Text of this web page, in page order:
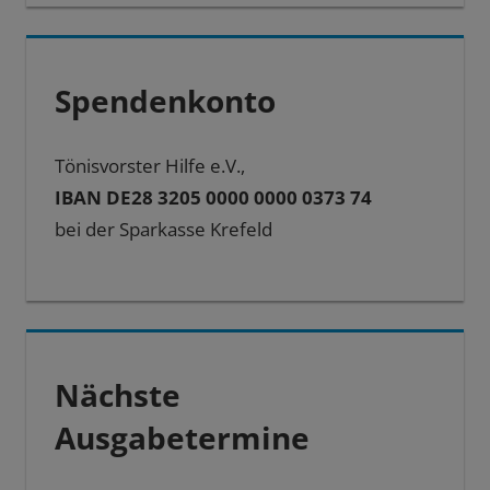
Spendenkonto
Tönisvorster Hilfe e.V.,
IBAN DE28 3205 0000 0000 0373 74
bei der Sparkasse Krefeld
Nächste
Ausgabetermine